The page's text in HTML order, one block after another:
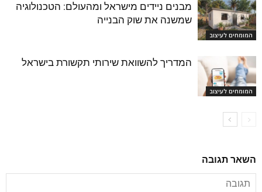
המומחים לעיצוב
מבנים ניידים מישראל ומהעולם: הטכנולוגיה
שמשנה את שוק הבנייה
המומחים לעיצוב
המדריך להשוואת שירותי תקשורת בישראל
השאר תגובה